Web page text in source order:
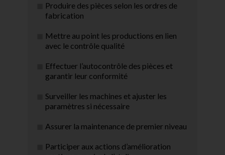
Produire des pièces selon les ordres de
fabrication
Mettre au point les productions en lien
avec le contrôle qualité
Effectuer l’autocontrôle des pièces et
garantir leur conformité
Surveiller les machines et ajuster les
paramètres si nécessaire
Assurer la maintenance de premier niveau
Participer aux actions d’amélioration